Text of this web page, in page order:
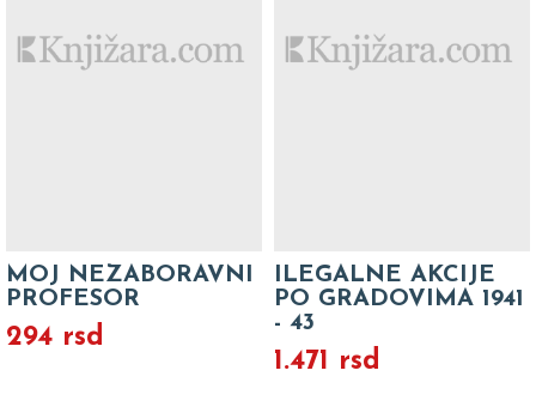
MOJ NEZABORAVNI
PROFESOR
294 rsd
ILEGALNE AKCIJE
PO GRADOVIMA 1941
- 43
1.471 rsd